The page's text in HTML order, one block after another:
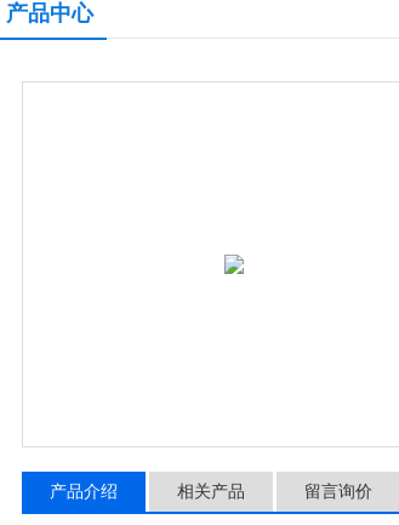
产品中心
产品介绍 相关产品 留言询价